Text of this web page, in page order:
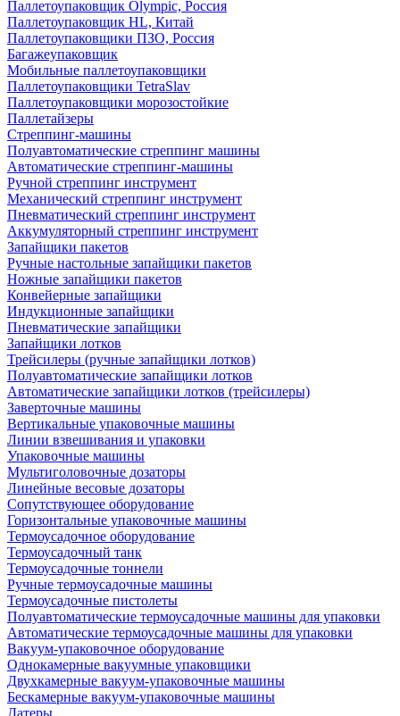
Паллетоупаковщик Olympic, Россия
Паллетоупаковщик HL, Китай
Паллетоупаковщики ПЗО, Россия
Багажеупаковщик
Мобильные паллетоупаковщики
Паллетоупаковщики TetraSlav
Паллетоупаковщики морозостойкие
Паллетайзеры
Стреппинг-машины
Полуавтоматические стреппинг машины
Автоматические стреппинг-машины
Ручной стреппинг инструмент
Механический стреппинг инструмент
Пневматический стреппинг инструмент
Аккумуляторный стреппинг инструмент
Запайщики пакетов
Ручные настольные запайщики пакетов
Ножные запайщики пакетов
Конвейерные запайщики
Индукционные запайщики
Пневматические запайщики
Запайщики лотков
Трейсилеры (ручные запайщики лотков)
Полуавтоматические запайщики лотков
Автоматические запайщики лотков (трейсилеры)
Заверточные машины
Вертикальные упаковочные машины
Линии взвешивания и упаковки
Упаковочные машины
Мультиголовочные дозаторы
Линейные весовые дозаторы
Сопутствующее оборудование
Горизонтальные упаковочные машины
Термоусадочное оборудование
Термоусадочный танк
Термоусадочные тоннели
Ручные термоусадочные машины
Термоусадочные пистолеты
Полуавтоматические термоусадочные машины для упаковки
Автоматические термоусадочные машины для упаковки
Вакуум-упаковочное оборудование
Однокамерные вакуумные упаковщики
Двухкамерные вакуум-упаковочные машины
Бескамерные вакуум-упаковочные машины
Датеры